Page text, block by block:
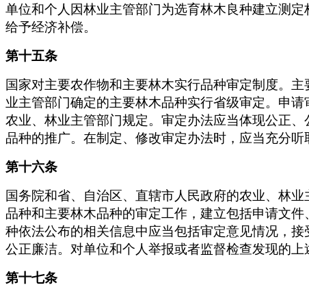
单位和个人因林业主管部门为选育林木良种建立测
给予经济补偿。
第十五条
国家对主要农作物和主要林木实行品种审定制度。
业主管部门确定的主要林木品种实行省级审定。申
农业、林业主管部门规定。审定办法应当体现公正
品种的推广。在制定、修改审定办法时，应当充分
第十六条
国务院和省、自治区、直辖市人民政府的农业、林
品种和主要林木品种的审定工作，建立包括申请文
种依法公布的相关信息中应当包括审定意见情况，
公正廉洁。对单位和个人举报或者监督检查发现的
第十七条